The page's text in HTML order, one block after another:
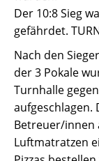
Der 10:8 Sieg
gefährdet.
Nach den
der 3 Pokale
Turnhalle
aufgeschlagen.
Betreuer/innen
Luftmatratzen